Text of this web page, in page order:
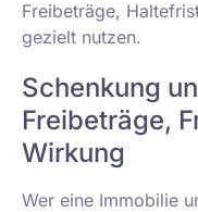
Freibeträge,
gezielt nutzen.
Schenkung
Freibeträge,
Wirkung
Wer eine Immobilie